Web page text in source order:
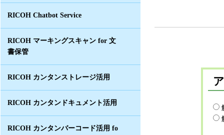
RICOH Chatbot Service
RICOH マーキングスキャン for 文
書保管
RICOH カンタンストレージ活用
RICOH カンタンドキュメント活用
RICOH カンタンバーコード活用 fo